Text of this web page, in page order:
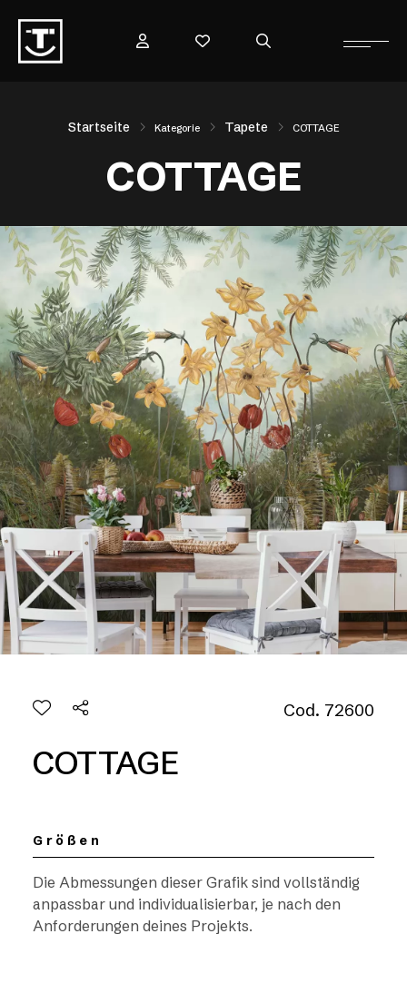
Startseite Kategorie Tapete COTTAGE
COTTAGE
Cod. 72600
COTTAGE
Größen
Die Abmessungen dieser Grafik sind vollständig
anpassbar und individualisierbar, je nach den
Anforderungen deines Projekts.